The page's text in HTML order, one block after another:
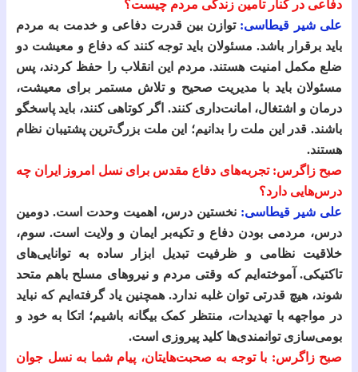
دفاعی در کنار تأمین زندگی مردم چیست؟
علی شیر قیطاسی: توازن بین قدرت دفاعی و خدمت به مردم
باید برقرار باشد. مسئولان باید توجه کنند که دفاع و معیشت دو
ضلع مکمل امنیت هستند. مردم این انقلاب را حفظ کردند، پس
مسئولان باید با مدیریت صحیح و تلاش مستمر برای معیشت،
درمان و اشتغال، امانت‌داری کنند. اگر کوتاهی کنند، باید پاسخگو
باشند. قدر این ملت را بدانیم؛ این ملت بزرگ‌ترین پشتیبان نظام
هستند.
صبح زاگرس: تجربه‌های دفاع مقدس برای نسل امروز ایران چه
درس‌هایی دارد؟
علی شیر قیطاسی: نخستین درس، اهمیت وحدت است. دومین
درس، مردمی بودن دفاع و تکیه‌بر ایمان و ولایت است. سوم،
خلاقیت نظامی و ظرفیت تبدیل ابزار ساده به توانایی‌های
تاکتیکی. آموخته‌ایم که وقتی مردم و نیروهای مسلح باهم متحد
شوند، هیچ قدرتی توان غلبه ندارد. همچنین یاد گرفته‌ایم که نباید
در مواجهه با تهدیدات، منتظر کمک بیگانه باشیم؛ اتکا به خود و
بومی‌سازی توانمندی‌ها کلید پیروزی است.
صبح زاگرس: با توجه به صحبت‌هایتان، پیام شما به نسل جوان